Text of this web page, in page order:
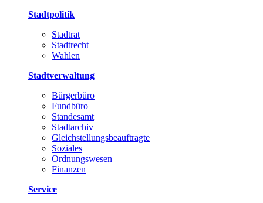
Stadtpolitik
Stadtrat
Stadtrecht
Wahlen
Stadtverwaltung
Bürgerbüro
Fundbüro
Standesamt
Stadtarchiv
Gleichstellungsbeauftragte
Soziales
Ordnungswesen
Finanzen
Service